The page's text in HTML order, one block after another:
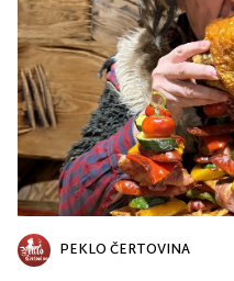
PEKLO ČERTOVINA